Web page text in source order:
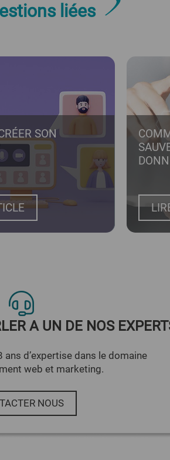
liées
SON
A UN DE NOS
ans d’expertise dans le domaine
web et marketing.
NOUS